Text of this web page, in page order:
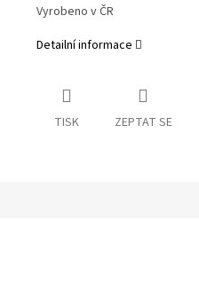
Vyrobeno v ČR
Detailní informace
TISK ZEPTAT SE